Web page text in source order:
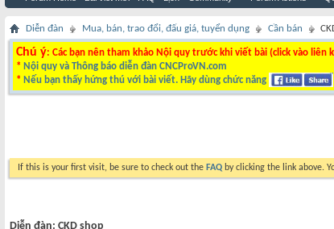
Diễn đàn Mua, bán, trao đổi, đấu giá, tuyển dụng Cần bán
Chú ý: Các bạn nên tham khảo Nội quy trước khi viết bài (click vào liên
* Nội quy và Thông báo diễn đàn CNCProVN.com
* Nếu bạn thấy hứng thú với bài viết. Hãy dùng chức năng
If this is your first visit, be sure to check out the FAQ by clicking the link above.
Diễn đàn: CKD shop